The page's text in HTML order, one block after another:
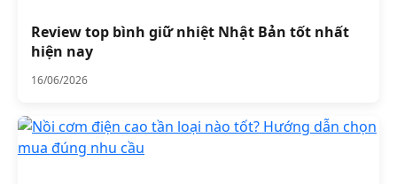
Review top bình giữ nhiệt Nhật Bản tốt nhất
hiện nay
16/06/2026